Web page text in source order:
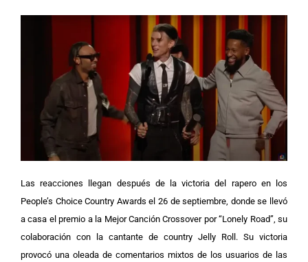
Las reacciones llegan después de la victoria del rapero en los
People’s Choice Country Awards el 26 de septiembre, donde se llevó
a casa el premio a la Mejor Canción Crossover por “Lonely Road”, su
colaboración con la cantante de country Jelly Roll. Su victoria
provocó una oleada de comentarios mixtos de los usuarios de las